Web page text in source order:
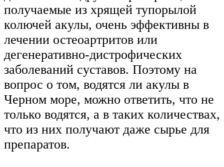
получаемые из хрящей тупорылой
колючей акулы, очень эффективны в
лечении остеоартритов или
дегенеративно-дистрофических
заболеваний суставов. Поэтому на
вопрос о том, водятся ли акулы в
Черном море, можно ответить, что не
только водятся, а в таких количествах,
что из них получают даже сырье для
препаратов.